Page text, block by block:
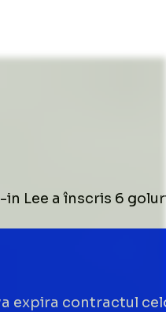
Lee a înscris 6
expira contractul